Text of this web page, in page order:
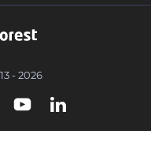
- 2026